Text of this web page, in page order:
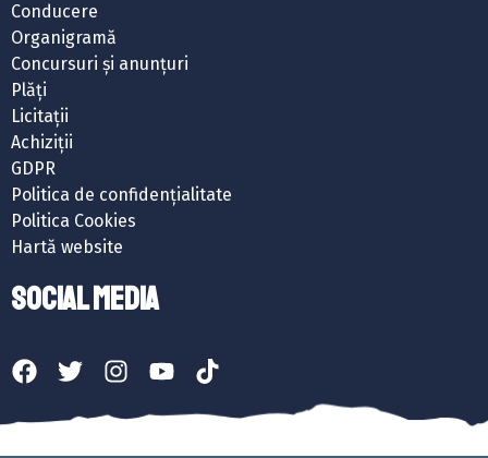
Conducere
Organigramă
Concursuri și anunțuri
Plăți
Licitații
Achiziții
GDPR
Politica de confidențialitate
Politica Cookies
Hartă website
SOCIAL MEDIA